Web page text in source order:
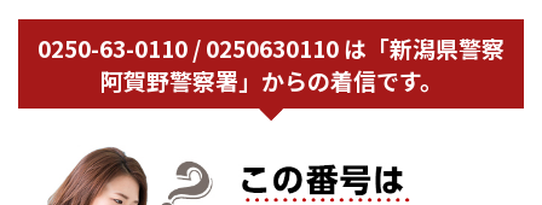
0250-63-0110 / 0250630110 は「新潟県警察
阿賀野警察署」からの着信です。